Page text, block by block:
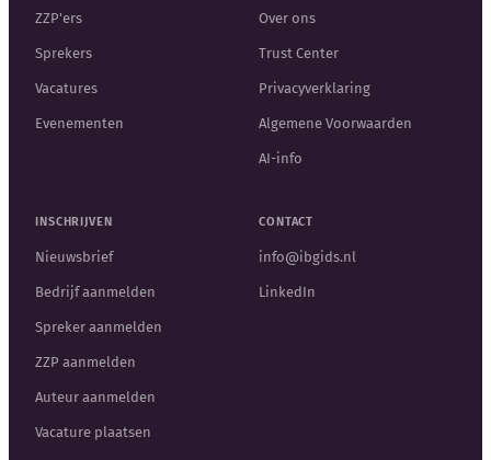
ZZP'ers
Sprekers
Vacatures
Evenementen
Over ons
Trust Center
Privacyverklaring
Algemene Voorwaarden
AI-info
INSCHRIJVEN
Nieuwsbrief
Bedrijf aanmelden
Spreker aanmelden
ZZP aanmelden
Auteur aanmelden
Vacature plaatsen
CONTACT
info@ibgids.nl
LinkedIn